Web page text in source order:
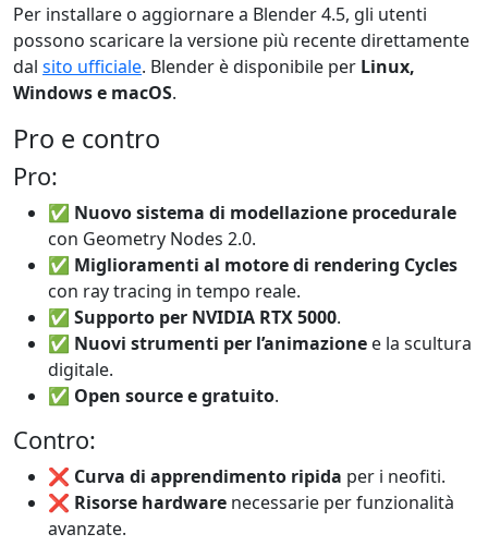
Per installare o aggiornare a Blender 4.5, gli utenti
possono scaricare la versione più recente direttamente
dal sito ufficiale. Blender è disponibile per Linux,
Windows e macOS.
Pro e contro
Pro:
✅ Nuovo sistema di modellazione procedurale
con Geometry Nodes 2.0.
✅ Miglioramenti al motore di rendering Cycles
con ray tracing in tempo reale.
✅ Supporto per NVIDIA RTX 5000.
✅ Nuovi strumenti per l’animazione e la scultura
digitale.
✅ Open source e gratuito.
Contro:
❌ Curva di apprendimento ripida per i neofiti.
❌ Risorse hardware necessarie per funzionalità
avanzate.